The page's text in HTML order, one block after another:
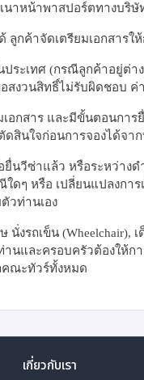
นาหน้าพาสปอร์ตทางบริ
ลูกค้าจัดเตรียมเอกสารใ
ระเทศ (กรณีลูกค้าอยู่ต่
สงวนสิทธิ์ไม่รับผิดชอบ ค่
เอกสาร และมีขั้นตอนก
สินใจก่อนการจองได้จา
นวีซ่าแล้ว หรือระหว่า
ใดๆ หรือ เปลี่ยนแปลงกา
วท่านเอง
นั่งรถเข็น (Wheelchair), เ
นและครอบครัวต้องให้ก
ณะทัวร์ทั้งหมด
เกี่ยวกับเรา